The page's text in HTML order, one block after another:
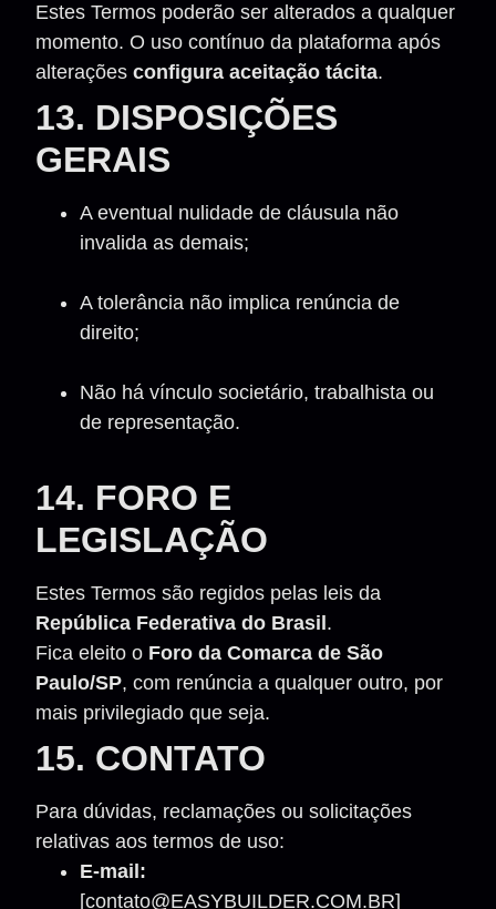
Estes Termos poderão ser alterados a qualquer
momento. O uso contínuo da plataforma após
alterações configura aceitação tácita.
13. DISPOSIÇÕES
GERAIS
A eventual nulidade de cláusula não
invalida as demais;
A tolerância não implica renúncia de
direito;
Não há vínculo societário, trabalhista ou
de representação.
14. FORO E
LEGISLAÇÃO
Estes Termos são regidos pelas leis da
República Federativa do Brasil .
Fica eleito o Foro da Comarca de São
Paulo/SP, com renúncia a qualquer outro, por
mais privilegiado que seja.
15. CONTATO
Para dúvidas, reclamações ou solicitações
relativas aos termos de uso:
E-mail:
[contato@EASYBUILDER.COM.BR]